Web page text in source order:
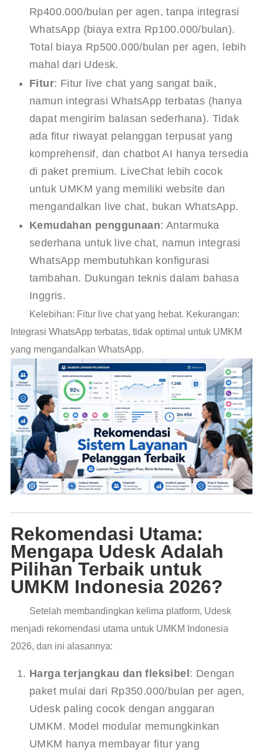
Rp400.000/bulan per agen, tanpa integrasi
WhatsApp (biaya extra Rp100.000/bulan).
Total biaya Rp500.000/bulan per agen, lebih
mahal dari Udesk.
Fitur: Fitur live chat yang sangat baik,
namun integrasi WhatsApp terbatas (hanya
dapat mengirim balasan sederhana). Tidak
ada fitur riwayat pelanggan terpusat yang
komprehensif, dan chatbot AI hanya tersedia
di paket premium. LiveChat lebih cocok
untuk UMKM yang memiliki website dan
mengandalkan live chat, bukan WhatsApp.
Kemudahan penggunaan: Antarmuka
sederhana untuk live chat, namun integrasi
WhatsApp membutuhkan konfigurasi
tambahan. Dukungan teknis dalam bahasa
Inggris.
Kelebihan: Fitur live chat yang hebat. Kekurangan:
Integrasi WhatsApp terbatas, tidak optimal untuk UMKM
yang mengandalkan WhatsApp.
Rekomendasi Utama:
Mengapa Udesk Adalah
Pilihan Terbaik untuk
UMKM Indonesia 2026?
Setelah membandingkan kelima platform, Udesk
menjadi rekomendasi utama untuk UMKM Indonesia
2026, dan ini alasannya:
Harga terjangkau dan fleksibel: Dengan
paket mulai dari Rp350.000/bulan per agen,
Udesk paling cocok dengan anggaran
UMKM. Model modular memungkinkan
UMKM hanya membayar fitur yang